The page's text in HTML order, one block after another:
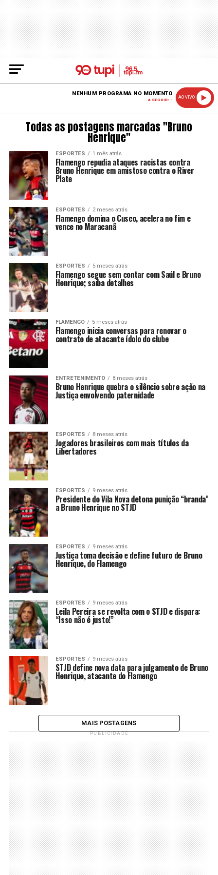
NENHUM PROGRAMA NO MOMENTO
A SEGUIR: -
AO VIVO
Todas as postagens marcadas "Bruno
Henrique"
ESPORTES 1 mês atrás
Flamengo repudia ataques racistas contra
Bruno Henrique em amistoso contra o River
Plate
ESPORTES 2 meses atrás
Flamengo domina o Cusco, acelera no fim e
vence no Maracanã
ESPORTES 5 meses atrás
Flamengo segue sem contar com Saúl e Bruno
Henrique; saiba detalhes
FLAMENGO 5 meses atrás
Flamengo inicia conversas para renovar o
contrato de atacante ídolo do clube
ENTRETENIMENTO 8 meses atrás
Bruno Henrique quebra o silêncio sobre ação na
Justiça envolvendo paternidade
ESPORTES 8 meses atrás
Jogadores brasileiros com mais títulos da
Libertadores
ESPORTES 9 meses atrás
Presidente do Vila Nova detona punição “branda”
a Bruno Henrique no STJD
ESPORTES 9 meses atrás
Justiça toma decisão e define futuro de Bruno
Henrique, do Flamengo
ESPORTES 9 meses atrás
Leila Pereira se revolta com o STJD e dispara:
“Isso não é justo!”
ESPORTES 9 meses atrás
STJD define nova data para julgamento de Bruno
Henrique, atacante do Flamengo
MAIS POSTAGENS
PUBLICIDADE